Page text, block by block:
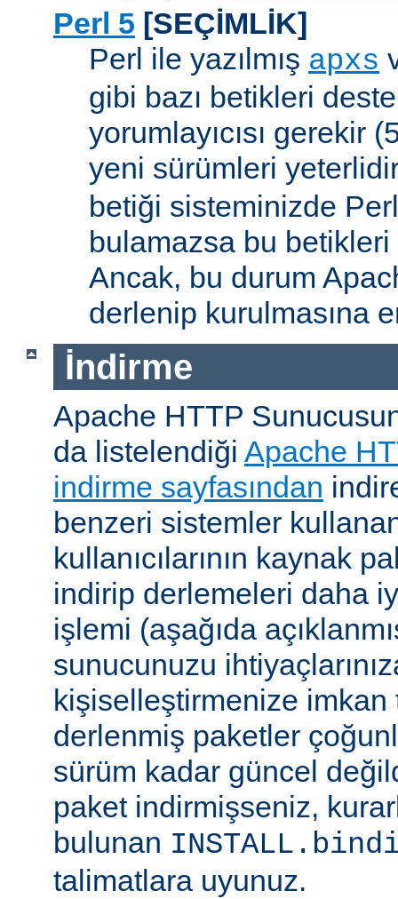
Perl 5 [SEÇİMLİK]
Perl ile yazılmış apxs
gibi bazı betikleri
yorumlayıcısı gerekir
yeni sürümleri
betiği sisteminizde Perl
bulamazsa bu betikleri
Ancak, bu durum
derlenip kurulmasına
İndirme
Apache HTTP
da listelendiği Apache
indirme sayfasından
benzeri sistemler
kullanıcılarının kaynak
indirip derlemeleri daha
işlemi (aşağıda
sunucunuzu
kişiselleştirmenize imkan
derlenmiş paketler
sürüm kadar güncel
paket indirmişseniz,
bulunan
talimatlara uyunuz.